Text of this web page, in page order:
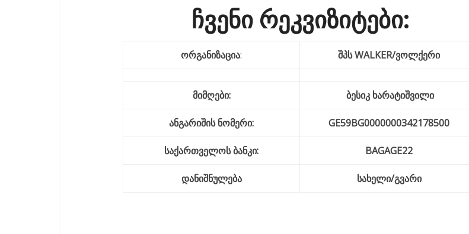
ჩვენი რეკვიზიტები:
ორგანიზაცია: შპს WALKER/ვოლქერი
მიმღები: ბესიკ ხარატიშვილი
ანგარიშის ნომერი: GE59BG0000000342178500
საქართველოს ბანკი: BAGAGE22
დანიშნულება სახელი/გვარი